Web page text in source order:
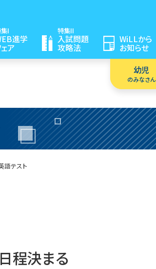
幼児
のみなさん
I
進学
ア
特集II
入試問題
攻略法
WiLLから
お知らせ
語テスト
程決まる